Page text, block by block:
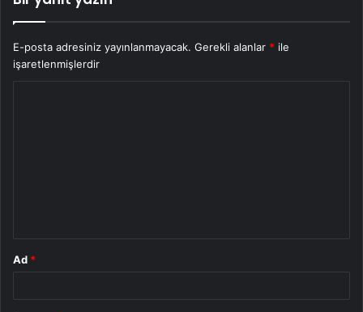
E-posta adresiniz yayınlanmayacak. Gerekli alanlar * ile
işaretlenmişlerdir
Ad *